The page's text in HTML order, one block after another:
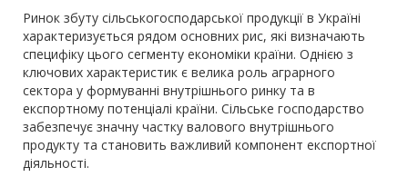
Ринок збуту сільськогосподарської продукції в Україні
характеризується рядом основних рис, які визначають
специфіку цього сегменту економіки країни. Однією з
ключових характеристик є велика роль аграрного
сектора у формуванні внутрішнього ринку та в
експортному потенціалі країни. Сільське господарство
забезпечує значну частку валового внутрішнього
продукту та становить важливий компонент експортної
діяльності.